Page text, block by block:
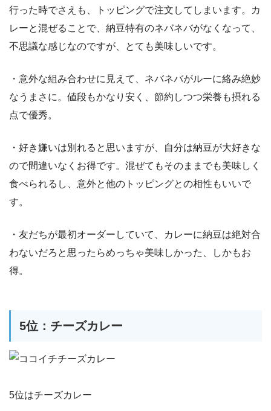
行った時でさえも、トッピングで注文してしまいます。カ
レーと混ぜることで、納豆特有のネバネバがなくなって、
不思議な感じなのですが、とても美味しいです。
・意外な組み合わせに見えて、ネバネバがルーに絡み絶妙
なうまさに。値段もかなり安く、節約しつつ栄養も摂れる
点で優秀。
・好き嫌いは別れると思いますが、自分は納豆が大好きな
ので間違いなくお得です。混ぜてもそのままでも美味しく
食べられるし、意外と他のトッピングとの相性もいいで
す。
・友だちが最初オーダーしていて、カレーに納豆は絶対合
わないだろと思ったらめっちゃ美味しかった、しかもお
得。
5位：チーズカレー
5位はチーズカレー